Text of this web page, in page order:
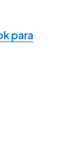
para